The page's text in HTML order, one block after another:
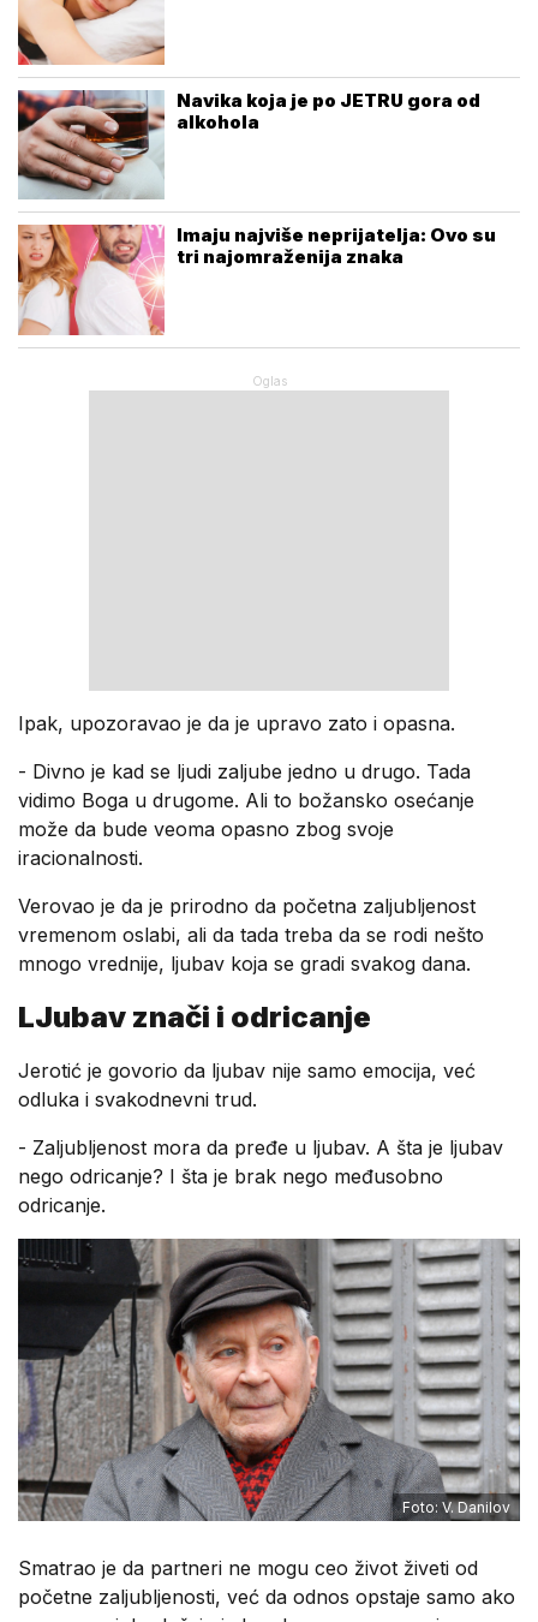
Navika koja je po JETRU gora od
alkohola
Imaju najviše neprijatelja: Ovo su
tri najomraženija znaka
Ipak, upozoravao je da je upravo zato i opasna.
- Divno je kad se ljudi zaljube jedno u drugo. Tada
vidimo Boga u drugome. Ali to božansko osećanje
može da bude veoma opasno zbog svoje
iracionalnosti.
Verovao je da je prirodno da početna zaljubljenost
vremenom oslabi, ali da tada treba da se rodi nešto
mnogo vrednije, ljubav koja se gradi svakog dana.
LJubav znači i odricanje
Jerotić je govorio da ljubav nije samo emocija, već
odluka i svakodnevni trud.
- Zaljubljenost mora da pređe u ljubav. A šta je ljubav
nego odricanje? I šta je brak nego međusobno
odricanje.
Foto: V. Danilov
Smatrao je da partneri ne mogu ceo život živeti od
početne zaljubljenosti, već da odnos opstaje samo ako